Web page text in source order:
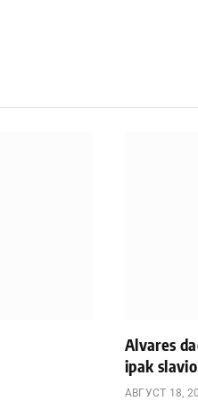
Alvares
ipak
АВГУСТ 18,